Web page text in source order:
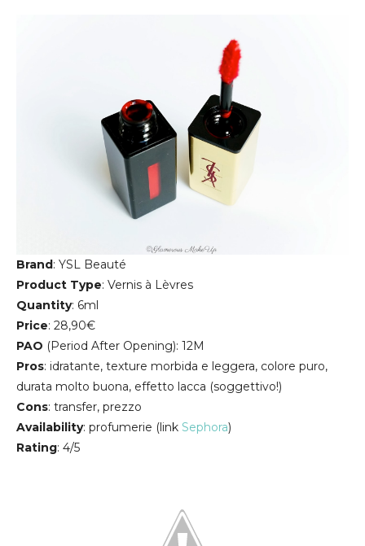
Brand: YSL Beauté
Product Type: Vernis à Lèvres
Quantity: 6ml
Price: 28,90€
PAO (Period After Opening): 12M
Pros: idratante, texture morbida e leggera, colore puro,
durata molto buona, effetto lacca (soggettivo!)
Cons: transfer, prezzo
Availability: profumerie (link Sephora)
Rating: 4/5